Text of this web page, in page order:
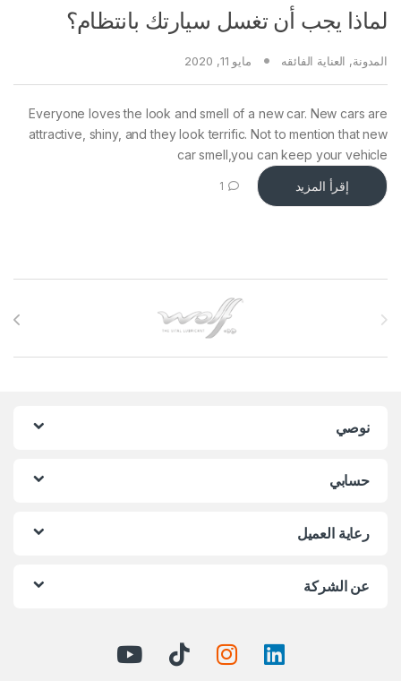
لماذا يجب أن تغسل سيارتك بانتظام؟
المدونة, العناية الفائقه مايو 11, 2020
Everyone loves the look and smell of a new car. New cars are
attractive, shiny, and they look terrific. Not to mention that new
car smell,you can keep your vehicle
إقرأ المزيد 1
Brands Carousel
نوصي
حسابي
رعاية العميل
عن الشركة